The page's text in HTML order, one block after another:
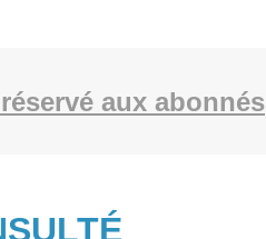
aux abonnés